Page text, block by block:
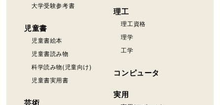
大学受験参考書
児童書
児童書絵本
児童書読み物
科学読み物(児童向け)
児童書実用書
芸術
理工
理工資格
理学
工学
コンピュータ
実用